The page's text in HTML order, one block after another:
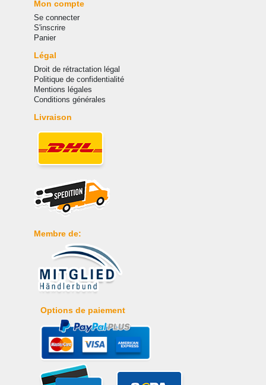
Mon compte
Se connecter
S'inscrire
Panier
Légal
Droit de rétractation légal
Politique de confidentialité
Mentions légales
Conditions générales
Livraison
Membre de:
Options de paiement